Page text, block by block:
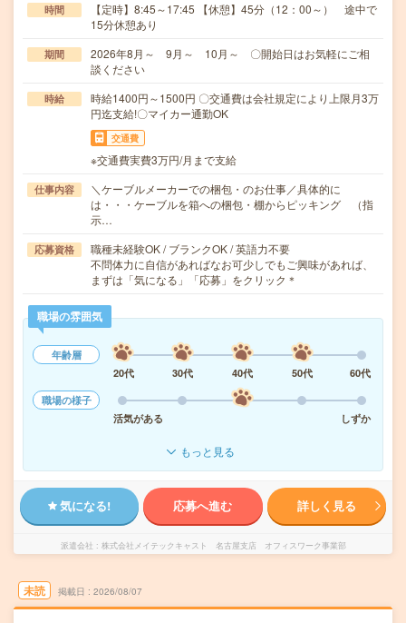
時間
【定時】8:45～17:45 【休憩】45分（12：00～） 途中で
15分休憩あり
期間
2026年8月～ 9月～ 10月～ 〇開始日はお気軽にご相
談ください
時給
時給1400円～1500円 〇交通費は会社規定により上限月3万
円迄支給!〇マイカー通勤OK
交通費
※交通費実費3万円/月まで支給
仕事内容
＼ケーブルメーカーでの梱包・のお仕事／具体的に
は・・・ケーブルを箱への梱包・棚からピッキング （指
示…
応募資格
職種未経験OK / ブランクOK / 英語力不要
不問体力に自信があればなお可少しでもご興味があれば、
まずは「気になる」「応募」をクリック＊
職場の雰囲気
年齢層
20代
30代 40代 50代
60代
職場の様子
活気がある
しずか
もっと見る
気になる! 応募へ進む 詳しく見る
派遣会社 株式会社メイテックキャスト 名古屋支店 オフィスワーク事業部
未読 掲載日 2026/08/07